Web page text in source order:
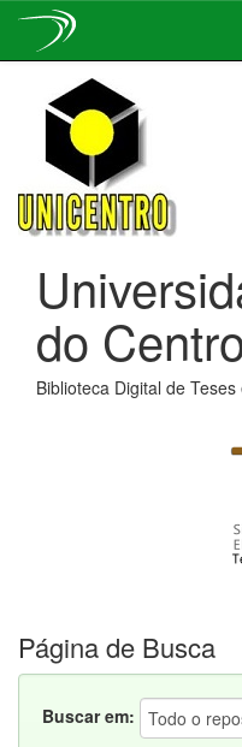
navigation
do
Biblioteca Digital de
Página de Busca
Buscar em: